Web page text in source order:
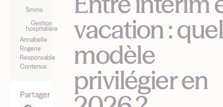
5mins
Gestion
hospitalière
Annabelle
Rogerie
Responsable
Contenus
Partager
vacation : quel
modèle
privilégier en